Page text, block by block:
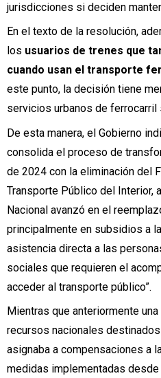
jurisdicciones si deciden
En el texto de la resolución,
los usuarios de trenes que
cuando usan el transporte
este punto, la decisión tiene
servicios urbanos de ferrocarril
De esta manera, el Gobierno
consolida el proceso de
de 2024 con la eliminación del
Transporte Público del Interior,
Nacional avanzó en el
principalmente en subsidios a
asistencia directa a las
sociales que requieren el
acceder al transporte público”.
Mientras que anteriormente
recursos nacionales
asignaba a compensaciones a
medidas implementadas